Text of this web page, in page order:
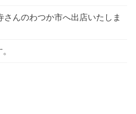
さんのわつか市へ出店いたしま